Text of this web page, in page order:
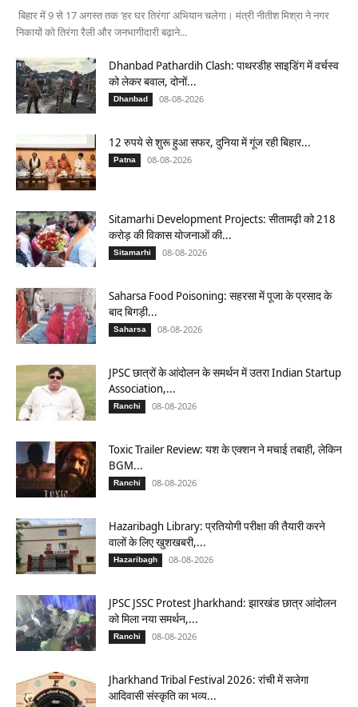
बिहार में 9 से 17 अगस्त तक ‘हर घर तिरंगा’ अभियान चलेगा। मंत्री नीतीश मिश्रा ने नगर
निकायों को तिरंगा रैली और जनभागीदारी बढ़ाने...
Dhanbad Pathardih Clash: पाथरडीह साइडिंग में वर्चस्व
को लेकर बवाल, दोनों...
Dhanbad 08-08-2026
12 रुपये से शुरू हुआ सफर, दुनिया में गूंज रही बिहार...
Patna 08-08-2026
Sitamarhi Development Projects: सीतामढ़ी को 218
करोड़ की विकास योजनाओं की...
Sitamarhi 08-08-2026
Saharsa Food Poisoning: सहरसा में पूजा के प्रसाद के
बाद बिगड़ी...
Saharsa 08-08-2026
JPSC छात्रों के आंदोलन के समर्थन में उतरा Indian Startup
Association,...
Ranchi 08-08-2026
Toxic Trailer Review: यश के एक्शन ने मचाई तबाही, लेकिन
BGM...
Ranchi 08-08-2026
Hazaribagh Library: प्रतियोगी परीक्षा की तैयारी करने
वालों के लिए खुशखबरी,...
Hazaribagh 08-08-2026
JPSC JSSC Protest Jharkhand: झारखंड छात्र आंदोलन
को मिला नया समर्थन,...
Ranchi 08-08-2026
Jharkhand Tribal Festival 2026: रांची में सजेगा
आदिवासी संस्कृति का भव्य...